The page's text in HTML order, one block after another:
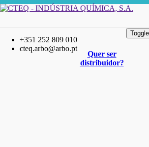
+351 252 809 010
cteq.arbo@arbo.pt
Quer ser
distribuidor?